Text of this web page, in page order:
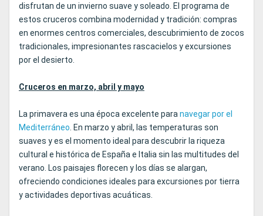
disfrutan de un invierno suave y soleado. El programa de
estos cruceros combina modernidad y tradición: compras
en enormes centros comerciales, descubrimiento de zocos
tradicionales, impresionantes rascacielos y excursiones
por el desierto.
Cruceros en marzo, abril y mayo
La primavera es una época excelente para navegar por el
Mediterráneo . En marzo y abril, las temperaturas son
suaves y es el momento ideal para descubrir la riqueza
cultural e histórica de España e Italia sin las multitudes del
verano. Los paisajes florecen y los días se alargan,
ofreciendo condiciones ideales para excursiones por tierra
y actividades deportivas acuáticas.